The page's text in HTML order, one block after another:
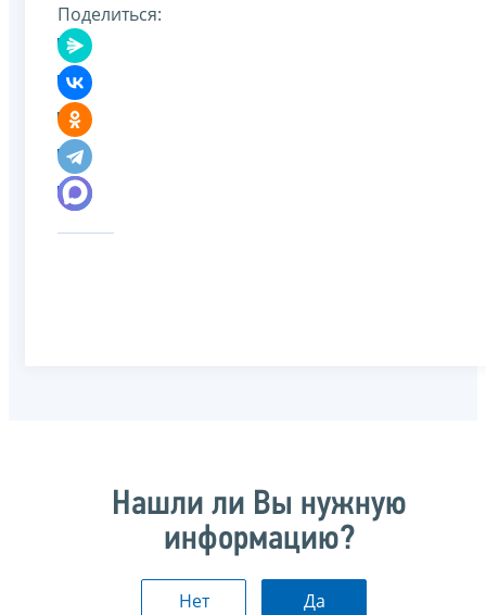
Поделиться:
Нашли ли Вы нужную
информацию?
Нет Да